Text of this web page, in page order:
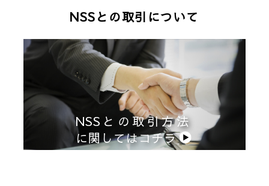
NSSとの取引について
NSSとの取引方法
に関してはコチラ